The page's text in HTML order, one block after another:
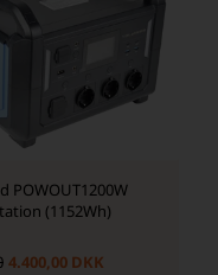
POWOUT1200W
(1152Wh)
4.400,00 DKK